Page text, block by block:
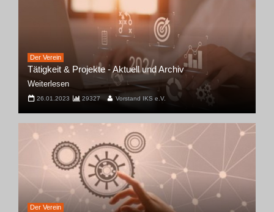
Der Verein
Tätigkeit & Projekte - Aktuell und Archiv
Weiterlesen
26.01.2023 29327 Vorstand IKS e.V.
Der Verein